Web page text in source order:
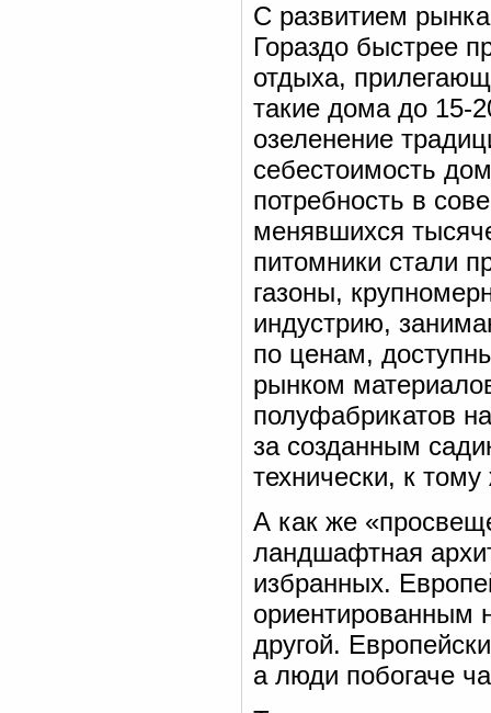
С развитием
Гораздо быстрее
отдыха,
такие дома до 15-
озеленение
себестоимость
потребность в
менявшихся
питомники стали
газоны,
индустрию,
по ценам,
рынком
полуфабрикатов
за созданным
технически, к
А как же
ландшафтная
избранных.
ориентированным
другой.
а люди побогаче